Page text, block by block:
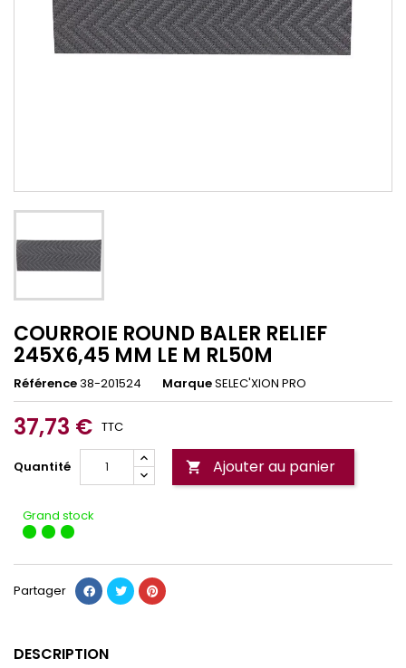
COURROIE ROUND BALER RELIEF
245X6,45 MM LE M RL50M
Référence38-201524 MarqueSELEC'XION PRO
37,73 € TTC
Quantité  Ajouter au panier
Grand stock
Partager
DESCRIPTION